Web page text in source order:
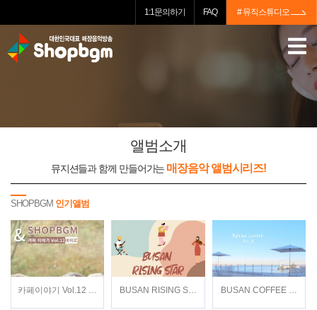
1:1문의하기 FAQ # 뮤직스튜디오
앨범소개
뮤지션들과 함께 만들어가는 매장음악 앨범시리즈!
SHOPBGM 인기앨범
카페이야기 Vol.12 / 데이로(Dayro) / 뉴에이지BUSAN RISING STAR / Various Artists / 재즈,클래
BUSAN COFFEE Vol.2 /